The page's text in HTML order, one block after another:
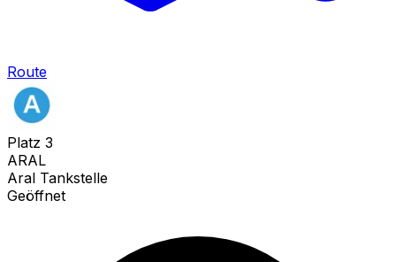
Route
Platz 3
ARAL
Aral Tankstelle
Geöffnet